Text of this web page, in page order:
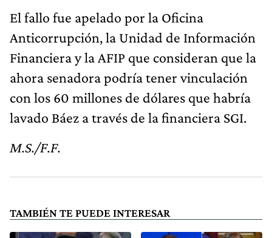
El fallo fue apelado por la Oficina
Anticorrupción, la Unidad de Información
Financiera y la AFIP que consideran que la
ahora senadora podría tener vinculación
con los 60 millones de dólares que habría
lavado Báez a través de la financiera SGI.
M.S./F.F.
TAMBIÉN TE PUEDE INTERESAR